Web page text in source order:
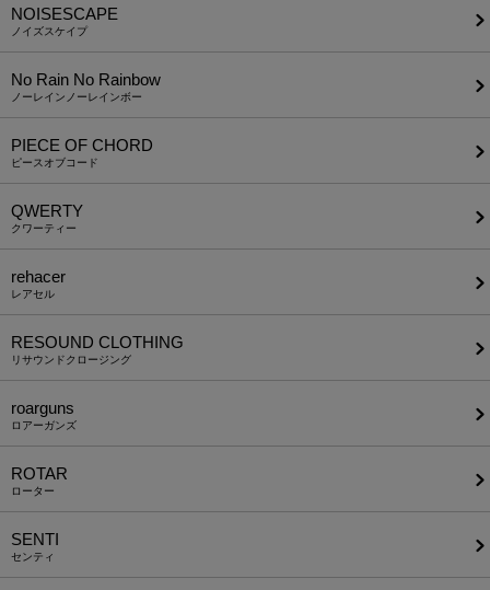
NOISESCAPE
ノイズスケイプ
No Rain No Rainbow
ノーレインノーレインボー
PIECE OF CHORD
ピースオブコード
QWERTY
クワーティー
rehacer
レアセル
RESOUND CLOTHING
リサウンドクロージング
roarguns
ロアーガンズ
ROTAR
ローター
SENTI
センティ